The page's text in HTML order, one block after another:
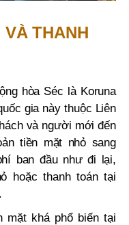
VÀ THANH
hòa Séc là Koruna
gia này thuộc Liên
và người mới đến
tiền mặt nhỏ sang
ban đầu như đi lại,
hoặc thanh toán tại
mặt khá phổ biến tại